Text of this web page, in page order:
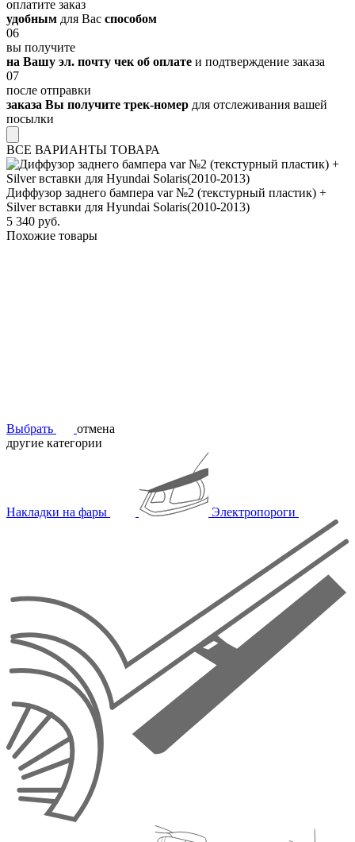
оплатите заказ
удобным для Вас способом
06
вы получите
на Вашу эл. почту чек об оплате и подтверждение заказа
07
после отправки
заказа Вы получите трек-номер для отслеживания вашей
посылки
ВСЕ ВАРИАНТЫ ТОВАРА
Диффузор заднего бампера var №2 (текстурный пластик) +
Silver вставки для Hyundai Solaris(2010-2013)
5 340 руб.
Похожие товары
Выбрать
отмена
другие категории
Накладки на фары Электропороги